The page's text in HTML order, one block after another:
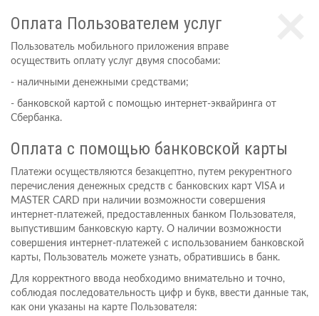
Оплата Пользователем услуг
Пользователь мобильного приложения вправе
осуществить оплату услуг двумя способами:
- наличными денежными средствами;
- банковской картой с помощью интернет-эквайринга от
Сбербанка.
Оплата с помощью банковской карты
Платежи осуществляются безакцептно, путем рекурентного
перечисления денежных средств с банковских карт VISA и
MASTER CARD при наличии возможности совершения
интернет-платежей, предоставленных банком Пользователя,
выпустившим банковскую карту. О наличии возможности
совершения интернет-платежей с использованием банковской
карты, Пользователь можете узнать, обратившись в банк.
Для корректного ввода необходимо внимательно и точно,
соблюдая последовательность цифр и букв, ввести данные так,
как они указаны на карте Пользователя: